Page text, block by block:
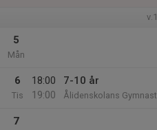
5
Mån
6
Tis
18:00
19:00
7-10 år
Ålidenskolans
7